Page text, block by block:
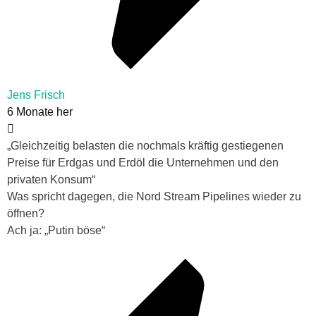
Jens Frisch
6 Monate her
„Gleichzeitig belasten die nochmals kräftig gestiegenen
Preise für Erdgas und Erdöl die Unternehmen und den
privaten Konsum“
Was spricht dagegen, die Nord Stream Pipelines wieder zu
öffnen?
Ach ja: „Putin böse“